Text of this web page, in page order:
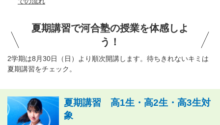
夏期講習で河合塾の授業を体感しよ
う！
2学期は8月30日（日）より順次開講します。待ちきれないキミは
夏期講習をチェック。
夏期講習 高1生・高2生・高3生対
象